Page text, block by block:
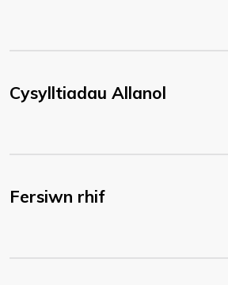
Cysylltiadau Allanol
Fersiwn rhif